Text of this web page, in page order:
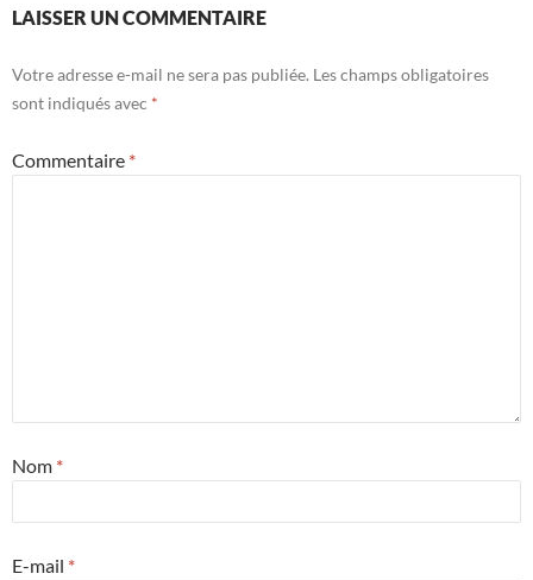
LAISSER UN COMMENTAIRE
Votre adresse e-mail ne sera pas publiée. Les champs obligatoires
sont indiqués avec *
Commentaire *
Nom *
E-mail *